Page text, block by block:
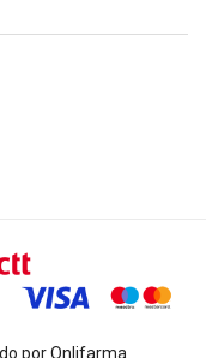
por Onlifarma